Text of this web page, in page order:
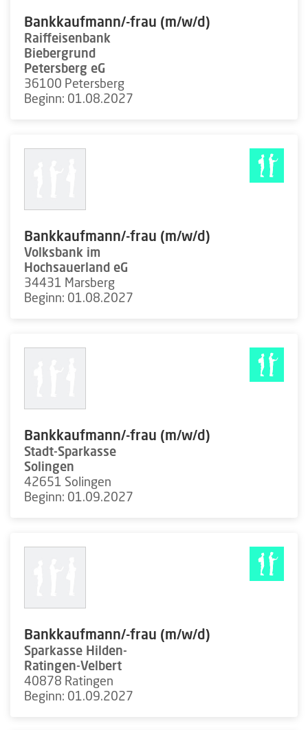
Bankkaufmann/-frau (m/w/d)
Raiffeisenbank
Biebergrund
Petersberg eG
36100 Petersberg
Beginn: 01.08.2027
Bankkaufmann/-frau (m/w/d)
Volksbank im
Hochsauerland eG
34431 Marsberg
Beginn: 01.08.2027
Bankkaufmann/-frau (m/w/d)
Stadt-Sparkasse
Solingen
42651 Solingen
Beginn: 01.09.2027
Bankkaufmann/-frau (m/w/d)
Sparkasse Hilden-
Ratingen-Velbert
40878 Ratingen
Beginn: 01.09.2027